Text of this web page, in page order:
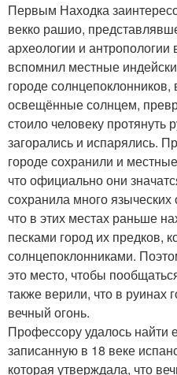
Первым Находка
векко рашио,
археологии и
вспомнил местные
городе солнцепоклонников,
освещённые солнцем,
стоило человеку протянуть
загорались и испарялись.
городе сохранили и
что официально они
сохранила много
что в этих местах раньше
песками город их предков,
солнцепоклонниками.
это место, чтобы
также верили, что в руинах
вечный огонь.
Профессору удалось найти
записанную в 18 веке
которая утверждала, что